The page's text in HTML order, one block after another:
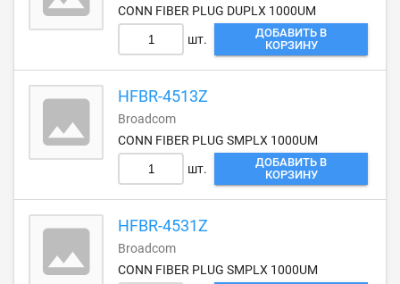
CONN FIBER PLUG DUPLX 1000UM
шт.
ДОБАВИТЬ В
КОРЗИНУ
HFBR-4513Z
Broadcom
CONN FIBER PLUG SMPLX 1000UM
шт.
ДОБАВИТЬ В
КОРЗИНУ
HFBR-4531Z
Broadcom
CONN FIBER PLUG SMPLX 1000UM